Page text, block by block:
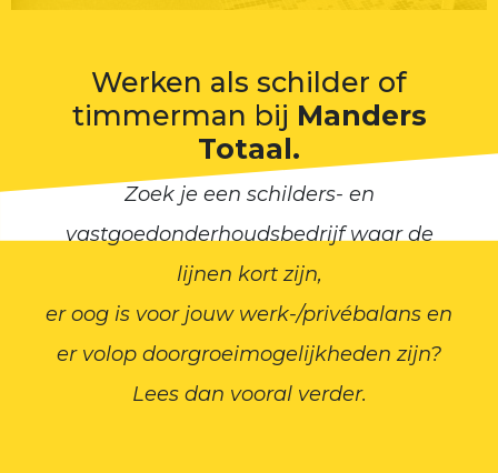
Werken als schilder of
timmerman bij Manders
Totaal.
Zoek je een schilders- en
vastgoedonderhoudsbedrijf waar de
lijnen kort zijn,
er oog is voor jouw werk-/privébalans en
er volop doorgroeimogelijkheden zijn?
Lees dan vooral verder.